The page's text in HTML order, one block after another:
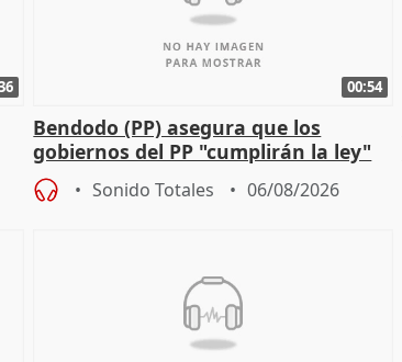
00:54
Bendodo (PP) asegura que los
gobiernos del PP "cumplirán la ley"
sobre los menores migrantes
Sonido Totales 06/08/2026